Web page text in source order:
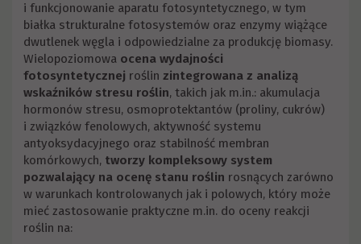
i funkcjonowanie aparatu fotosyntetycznego, w tym
białka strukturalne fotosystemów oraz enzymy wiążące
dwutlenek węgla i odpowiedzialne za produkcję biomasy.
Wielopoziomowa ocena wydajności
fotosyntetycznej roślin zintegrowana z analizą
wskaźników stresu roślin, takich jak m.in.: akumulacja
hormonów stresu, osmoprotektantów (proliny, cukrów)
i związków fenolowych, aktywność systemu
antyoksydacyjnego oraz stabilność membran
komórkowych, tworzy kompleksowy system
pozwalający na ocenę stanu roślin rosnących zarówno
w warunkach kontrolowanych jak i polowych, który może
mieć zastosowanie praktyczne m.in. do oceny reakcji
roślin na: